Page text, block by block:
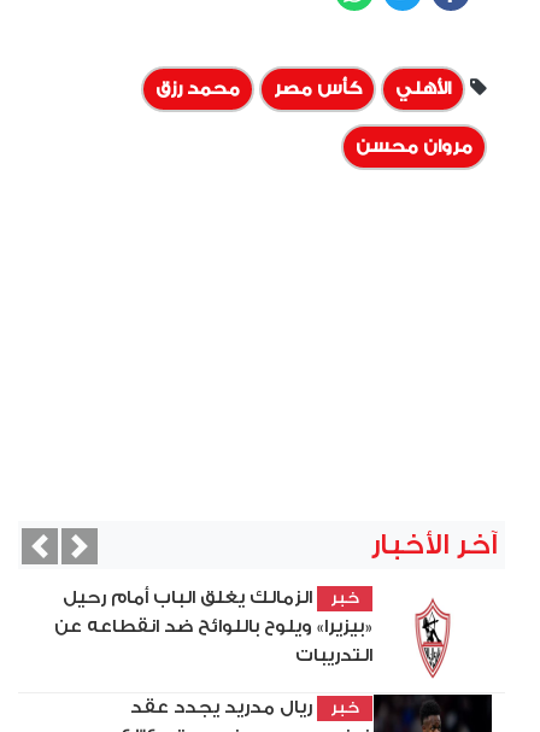
الأهلي كأس مصر محمد رزق
مروان محسن
آخر الأخبار
خبر
الزمالك يغلق الباب أمام رحيل
«بيزيرا» ويلوح باللوائح ضد انقطاعه عن
التدريبات
خبر
ريال مدريد يجدد عقد
Next